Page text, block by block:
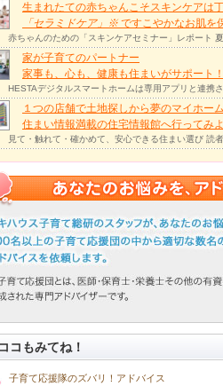
生まれたての赤ちゃんこそスキンケアは
「セラミドケア」 ※ですこやかなお肌を
赤ちゃんのための「スキンケアセミナー」レポート
家が子育てのパートナー
家事も、心も、健康も住まいがサポート
HESTAデジタルスマートホームは専用アプリと連携
１つの店舗で土地探しから夢のマイホー
住まい情報満載の住宅情報館へ行ってみ
見て・触れて・確かめて、安心できる住まい選び 読
ココもみてね！
子育て応援隊のズバリ！アドバイス